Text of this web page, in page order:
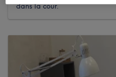
dans la cour.